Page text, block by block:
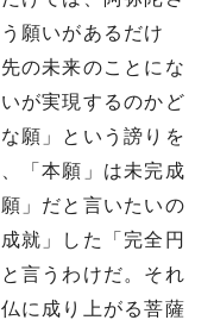
願いがあるだけ
の未来のことにな
が実現するのかど
願」という謗りを
「本願」は未完成
」だと言いたいの
就」した「完全円
言うわけだ。それ
に成り上がる菩薩